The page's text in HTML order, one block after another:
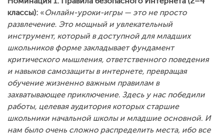
классы): «Онлайн-уроки-игры — это не просто
развлечение. Это мощный и увлекательный
инструмент, который в доступной для младших
школьников форме закладывает фундамент
критического мышления, ответственного поведения
и навыков самозащиты в интернете, превращая
обучение жизненно важным правилам в
захватывающее приключение. Здесь у нас победили
работы, целевая аудитория которых старшие
школьники начальной школы и младшие основной. И
нам было очень сложно распределить места, ибо все